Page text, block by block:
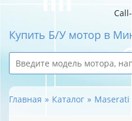
Купить Б/У мотор в
Главная Каталог Maserati